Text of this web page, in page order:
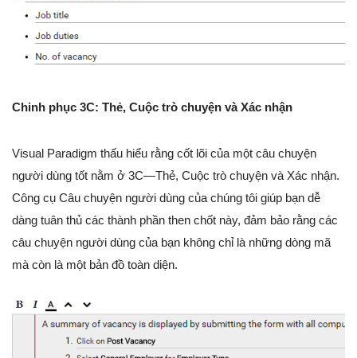
Chinh phục 3C: Thẻ, Cuộc trò chuyện và Xác nhận
Visual Paradigm thấu hiểu rằng cốt lõi của một câu chuyện
người dùng tốt nằm ở 3C—Thẻ, Cuộc trò chuyện và Xác nhận.
Công cụ Câu chuyện người dùng của chúng tôi giúp bạn dễ
dàng tuân thủ các thành phần then chốt này, đảm bảo rằng các
câu chuyện người dùng của bạn không chỉ là những dòng mã
mà còn là một bản đồ toàn diện.